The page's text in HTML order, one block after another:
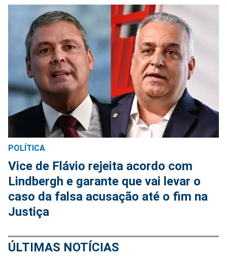
POLÍTICA
Vice de Flávio rejeita acordo com
Lindbergh e garante que vai levar o
caso da falsa acusação até o fim na
Justiça
ÚLTIMAS NOTÍCIAS